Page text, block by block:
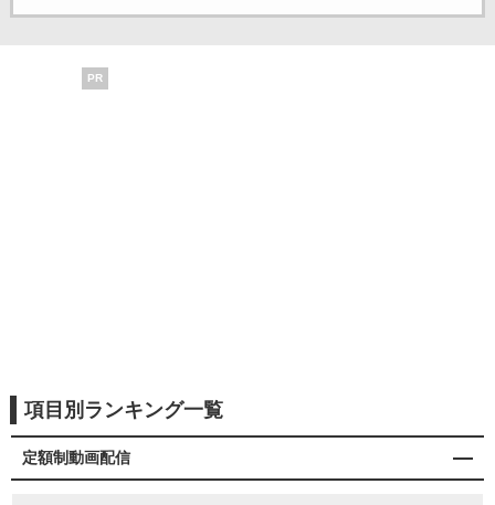
PR
項目別ランキング一覧
定額制動画配信